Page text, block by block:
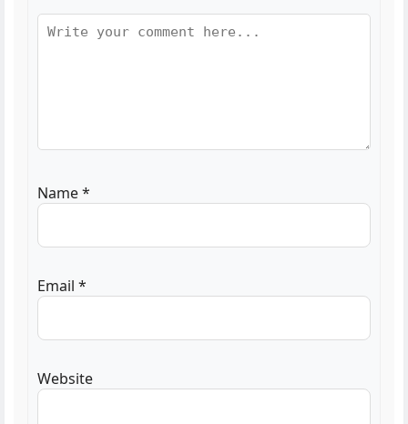
Name*
Email *
Website